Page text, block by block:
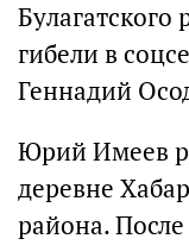
гибели в
Геннадий
Юрий Имеев
деревне
района.